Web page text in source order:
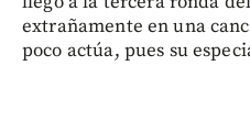
extrañamente en una
poco actúa, pues su